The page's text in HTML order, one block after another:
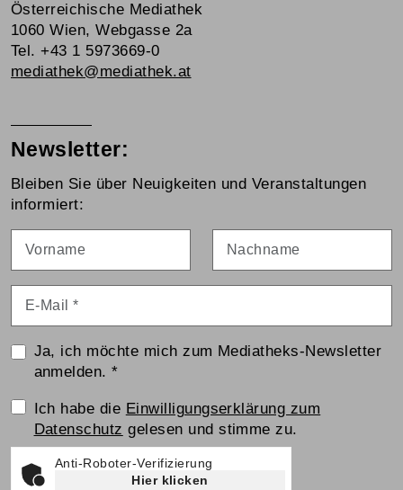
Österreichische Mediathek
1060 Wien, Webgasse 2a
Tel. +43 1 5973669-0
mediathek@mediathek.at
Newsletter:
Bleiben Sie über Neuigkeiten und Veranstaltungen
informiert:
Ja, ich möchte mich zum Mediatheks-Newsletter
anmelden.*
Einwilligungserklärung
Ich habe die Einwilligungserklärung zum
Datenschutz gelesen und stimme zu.
Anti-Roboter-Verifizierung
Hier klicken